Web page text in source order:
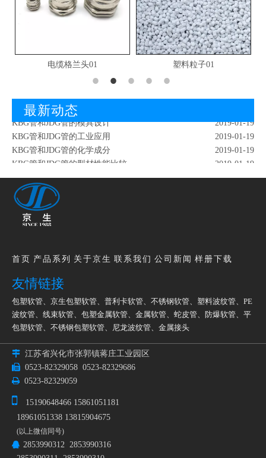
电缆格兰头01 塑料粒子01
最新动态
KBG管和JDG管的形态成分
KBG管和JDG管的爆破试验
KBG管和JDG管的模具设计
2019-01-19
KBG管和JDG管的工业应用
2019-01-19
KBG管和JDG管的化学成分
2019-01-19
KBG管和JDG管的型材性能比较
2019-01-19
KBG管和JDG管的倒波
KBG管和JDG管的实用意义
KBG管和JDG管的形态成分
KBG管和JDG管的模具设计
2019-01-19
首页 产品系列 关于京生 联系我们 公司新闻 样册下载
友情链接
包塑软管、 京生包塑软管、 普利卡软管、 不锈钢软管、 塑料波纹管、 PE
波纹管、 线束软管、 包塑金属软管、 金属软管、 蛇皮管、 防爆软管、 平
包塑软管、 不锈钢包塑软管、 尼龙波纹管、 金属接头
 江苏省兴化市张郭镇蒋庄工业园区
 0523-82329058 0523-82329686
 0523-82329059

15190648466 15861051181
18961051338 13815904675
(以上微信同号)
 2853990312 2853990316